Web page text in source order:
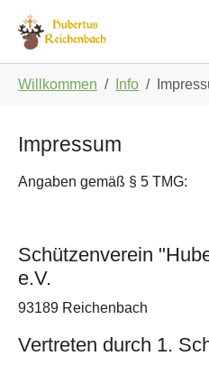
Willkommen Info
Impressum
Angaben gemäß § 5 TMG:
Schützenverein
e.V.
93189 Reichenbach
Vertreten durch 1.